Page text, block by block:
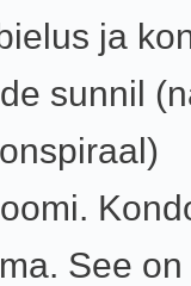
ja
sunnil
See on